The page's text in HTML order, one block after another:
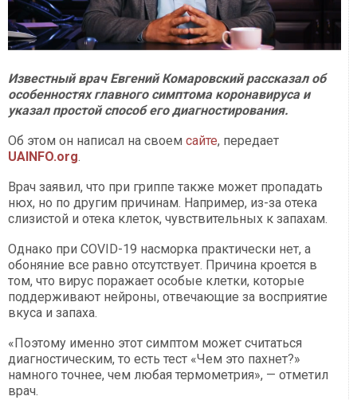
Известный врач Евгений Комаровский рассказал об
особенностях главного симптома коронавируса и
указал простой способ его диагностирования.
Об этом он написал на своем сайте, передает
UAINFO.org.
Врач заявил, что при гриппе также может пропадать
нюх, но по другим причинам. Например, из-за отека
слизистой и отека клеток, чувствительных к запахам.
Однако при COVID-19 насморка практически нет, а
обоняние все равно отсутствует. Причина кроется в
том, что вирус поражает особые клетки, которые
поддерживают нейроны, отвечающие за восприятие
вкуса и запаха.
«Поэтому именно этот симптом может считаться
диагностическим, то есть тест «Чем это пахнет?»
намного точнее, чем любая термометрия», — отметил
врач.